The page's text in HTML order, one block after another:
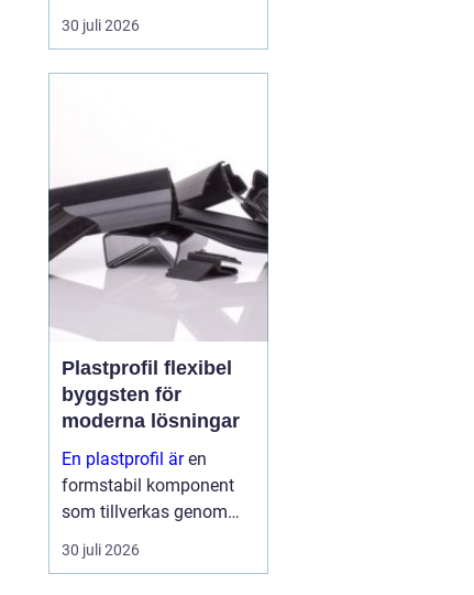
rörlig bild, text och grafik
på ett sätt som
offentliga platser
ersätter digitala skärmar
allt oftare...
30 juli 2026
Plastprofil flexibel
byggsten för
moderna lösningar
En plastprofil ären
formstabil komponent
som tillverkas genom
extrudering av plast, ofta
i långa längder och med
30 juli 2026